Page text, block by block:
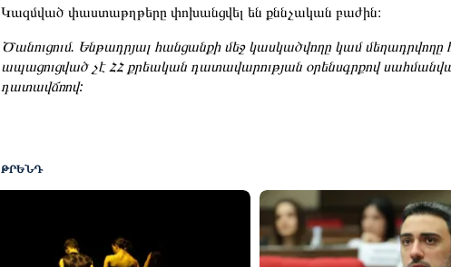
Կազմված փաստաթղթերը փոխանցվել են քննչական բաժին։
Ծանուցում. Ենթադրյալ հանցանքի մեջ կասկածվողը կամ մեղադրվողը
ապացուցված չէ ՀՀ քրեական դատավարության օրենսգրքով
դատավճռով:
ԹՐԵՆԴ